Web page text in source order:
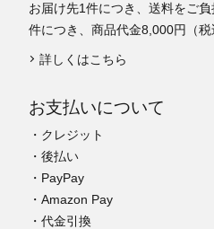
お届け先1件につき、送料をご
件につき、商品代金8,000円（税
詳しくはこちら
お支払いについて
・クレジット
・後払い
・PayPay
・Amazon Pay
・代金引換